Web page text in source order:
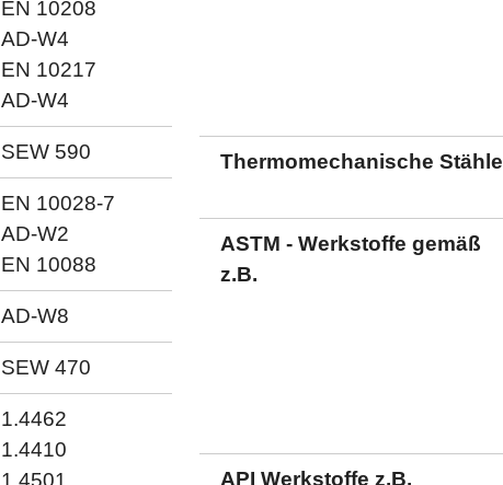
EN 10208
AD-W4
EN 10217
AD-W4
SEW 590
EN 10028-7
AD-W2
EN 10088
AD-W8
SEW 470
1.4462
1.4410
1.4501
Thermomechanische Stähle
ASTM - Werkstoffe gemäß
z.B.
API Werkstoffe z.B.